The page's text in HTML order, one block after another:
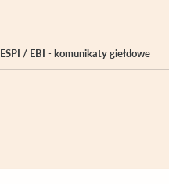
ESPI / EBI - komunikaty giełdowe